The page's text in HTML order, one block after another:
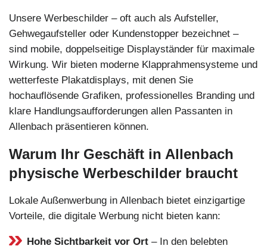
Unsere Werbeschilder – oft auch als Aufsteller,
Gehwegaufsteller oder Kundenstopper bezeichnet –
sind mobile, doppelseitige Displayständer für maximale
Wirkung. Wir bieten moderne Klapprahmensysteme und
wetterfeste Plakatdisplays, mit denen Sie
hochauflösende Grafiken, professionelles Branding und
klare Handlungsaufforderungen allen Passanten in
Allenbach präsentieren können.
Warum Ihr Geschäft in Allenbach
physische Werbeschilder braucht
Lokale Außenwerbung in Allenbach bietet einzigartige
Vorteile, die digitale Werbung nicht bieten kann:
Hohe Sichtbarkeit vor Ort – In den belebten